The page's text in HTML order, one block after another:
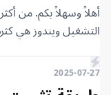
أهلاً وسهلاً بكم. من
التشغيل ويندوز هي
2025-07-27